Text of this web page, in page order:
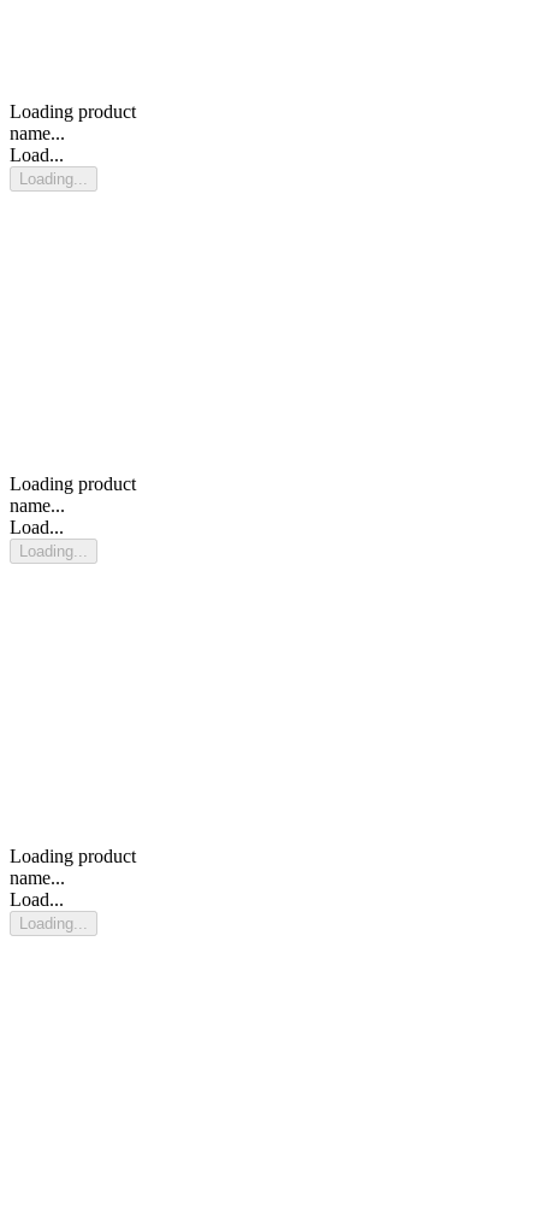
Loading product
name...
Load...
Loading...
Loading product
name...
Load...
Loading...
Loading product
name...
Load...
Loading...